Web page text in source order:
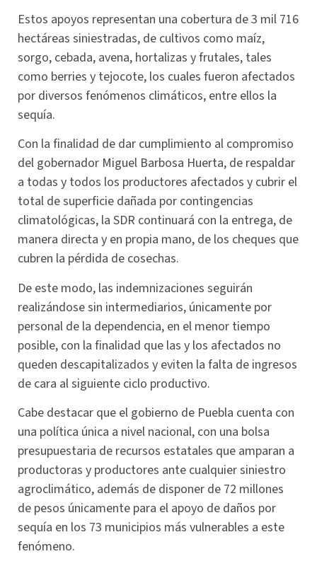
Estos apoyos representan una cobertura de 3 mil 716
hectáreas siniestradas, de cultivos como maíz,
sorgo, cebada, avena, hortalizas y frutales, tales
como berries y tejocote, los cuales fueron afectados
por diversos fenómenos climáticos, entre ellos la
sequía.
Con la finalidad de dar cumplimiento al compromiso
del gobernador Miguel Barbosa Huerta, de respaldar
a todas y todos los productores afectados y cubrir el
total de superficie dañada por contingencias
climatológicas, la SDR continuará con la entrega, de
manera directa y en propia mano, de los cheques que
cubren la pérdida de cosechas.
De este modo, las indemnizaciones seguirán
realizándose sin intermediarios, únicamente por
personal de la dependencia, en el menor tiempo
posible, con la finalidad que las y los afectados no
queden descapitalizados y eviten la falta de ingresos
de cara al siguiente ciclo productivo.
Cabe destacar que el gobierno de Puebla cuenta con
una política única a nivel nacional, con una bolsa
presupuestaria de recursos estatales que amparan a
productoras y productores ante cualquier siniestro
agroclimático, además de disponer de 72 millones
de pesos únicamente para el apoyo de daños por
sequía en los 73 municipios más vulnerables a este
fenómeno.